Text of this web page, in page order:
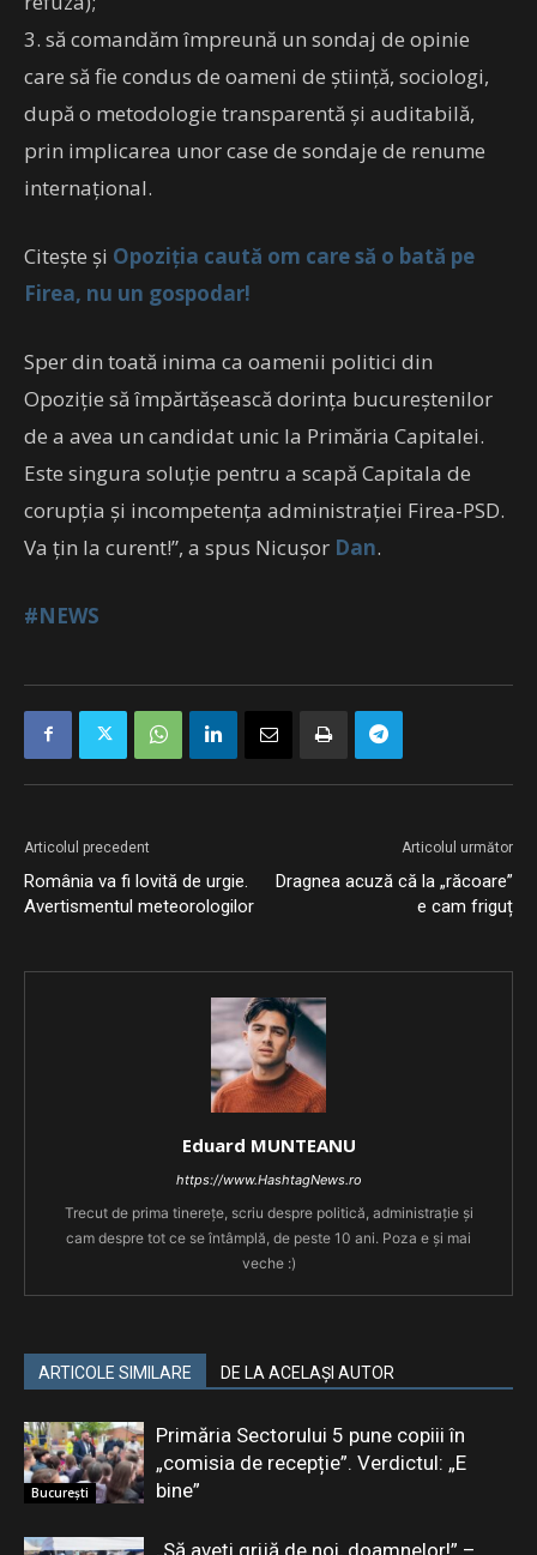
3. să comandăm împreună un sondaj de opinie
care să fie condus de oameni de știință, sociologi,
după o metodologie transparentă și auditabilă,
prin implicarea unor case de sondaje de renume
internațional.
Citește și Opoziția caută om care să o bată pe
Firea, nu un gospodar!
Sper din toată inima ca oamenii politici din
Opoziție să împărtășească dorința bucureștenilor
de a avea un candidat unic la Primăria Capitalei.
Este singura soluție pentru a scapă Capitala de
corupția și incompetența administrației Firea-PSD.
Va țin la curent!”, a spus Nicușor Dan.
#NEWS
Articolul precedent
România va fi lovită de urgie.
Avertismentul meteorologilor
Articolul următor
Dragnea acuză că la „răcoare”
e cam friguț
Eduard MUNTEANU
https://www.HashtagNews.ro
Trecut de prima tinerețe, scriu despre politică, administrație și
cam despre tot ce se întâmplă, de peste 10 ani. Poza e și mai
veche :)
ARTICOLE SIMILARE DE LA ACELAȘI AUTOR
București
Primăria Sectorului 5 pune copiii în
„comisia de recepție”. Verdictul: „E
bine”
„Să aveți grijă de noi, doamnelor!” –